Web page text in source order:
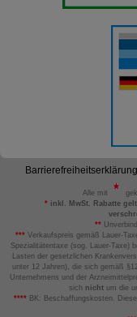
Barrierefreiheitserklärung
Alle mit
*inkl. MwSt. Rabatte
**
*** Verkaufspreis gemäß Lauer-
Spezialitätentaxe (sog. Lauer-Taxe)
Lasten der gesetzlichen
unter 12 Jahren), die sich gemäß
Unternehmens und der
sich nicht um die
****BK: Beschaffungskosten.